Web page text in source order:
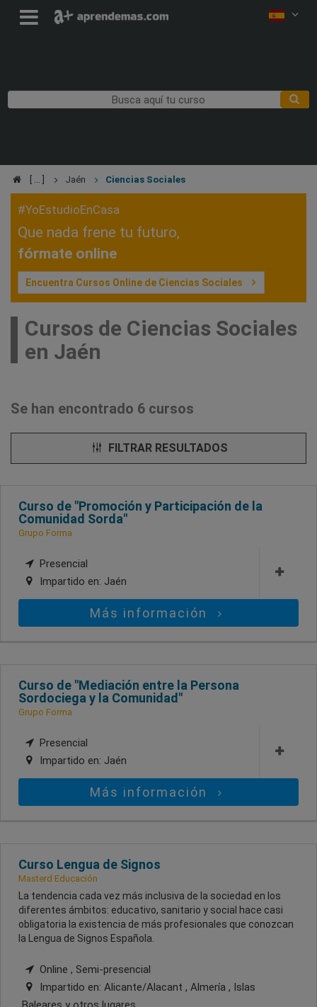
Jaén Ciencias Sociales
#YoEstudioEnCasa
Que nada frene tu futuro,
fórmate online
Encuentra Cursos Online de Ciencias Sociales
Cursos de Ciencias Sociales
en Jaén
Se han encontrado 6 cursos
FILTRAR RESULTADOS
Curso de "Promoción y Participación de la
Comunidad Sorda"
Grupo Forma
Presencial
Impartido en: Jaén
Más información
Curso de "Mediación entre la Persona
Sordociega y la Comunidad"
Grupo Forma
Presencial
Impartido en: Jaén
Más información
Curso Lengua de Signos
Masterd Educación
La tendencia cada vez más inclusiva de la sociedad en los
diferentes ámbitos: educativo, sanitario y social hace casi
obligatoria la existencia de más profesionales que conozcan
la Lengua de Signos Española.
Online , Semi-presencial
Impartido en: Alicante/Alacant , Almería , Islas